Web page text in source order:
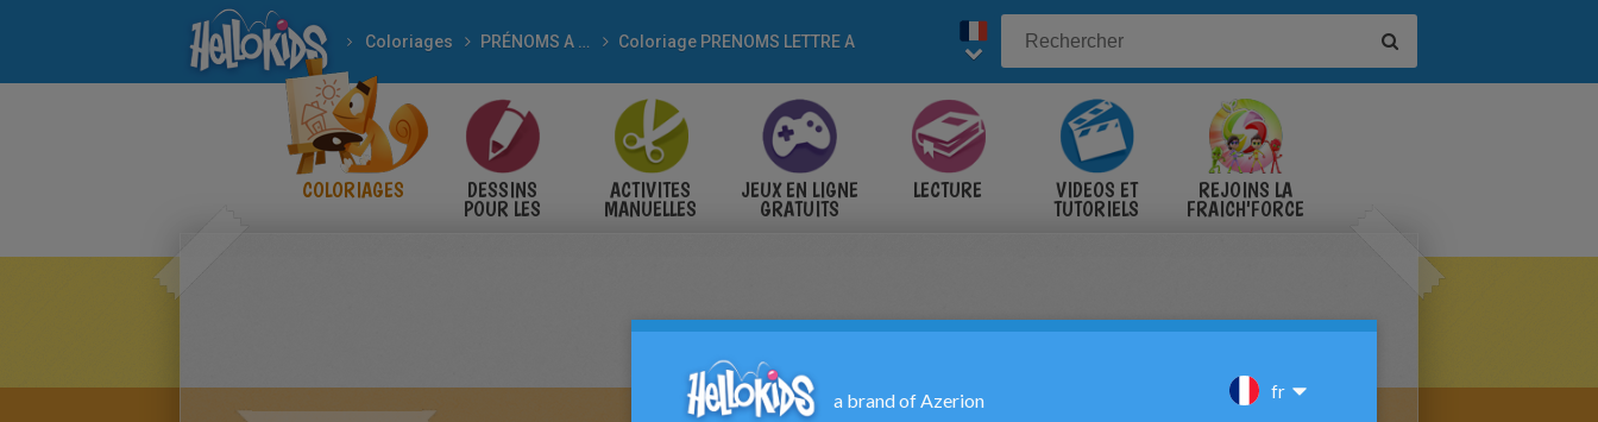
Coloriages PRÉNOMS A COLORIER Coloriage PRENOMS LETTRE A
COLORIAGES DESSINS
POUR LES
ACTIVITES
MANUELLES
JEUX EN LIGNE
GRATUITS
LECTURE VIDÉOS ET
TUTORIELS
REJOINS LA
FRAICH'FORCE